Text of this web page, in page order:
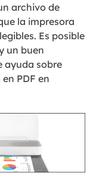
archivo de
la impresora
Es posible
un buen
ayuda sobre
PDF en